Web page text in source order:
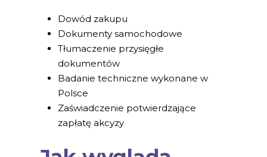
Dowód zakupu
Dokumenty samochodowe
Tłumaczenie przysięgłe
dokumentów
Badanie techniczne wykonane w
Polsce
Zaświadczenie potwierdzające
zapłatę akcyzy